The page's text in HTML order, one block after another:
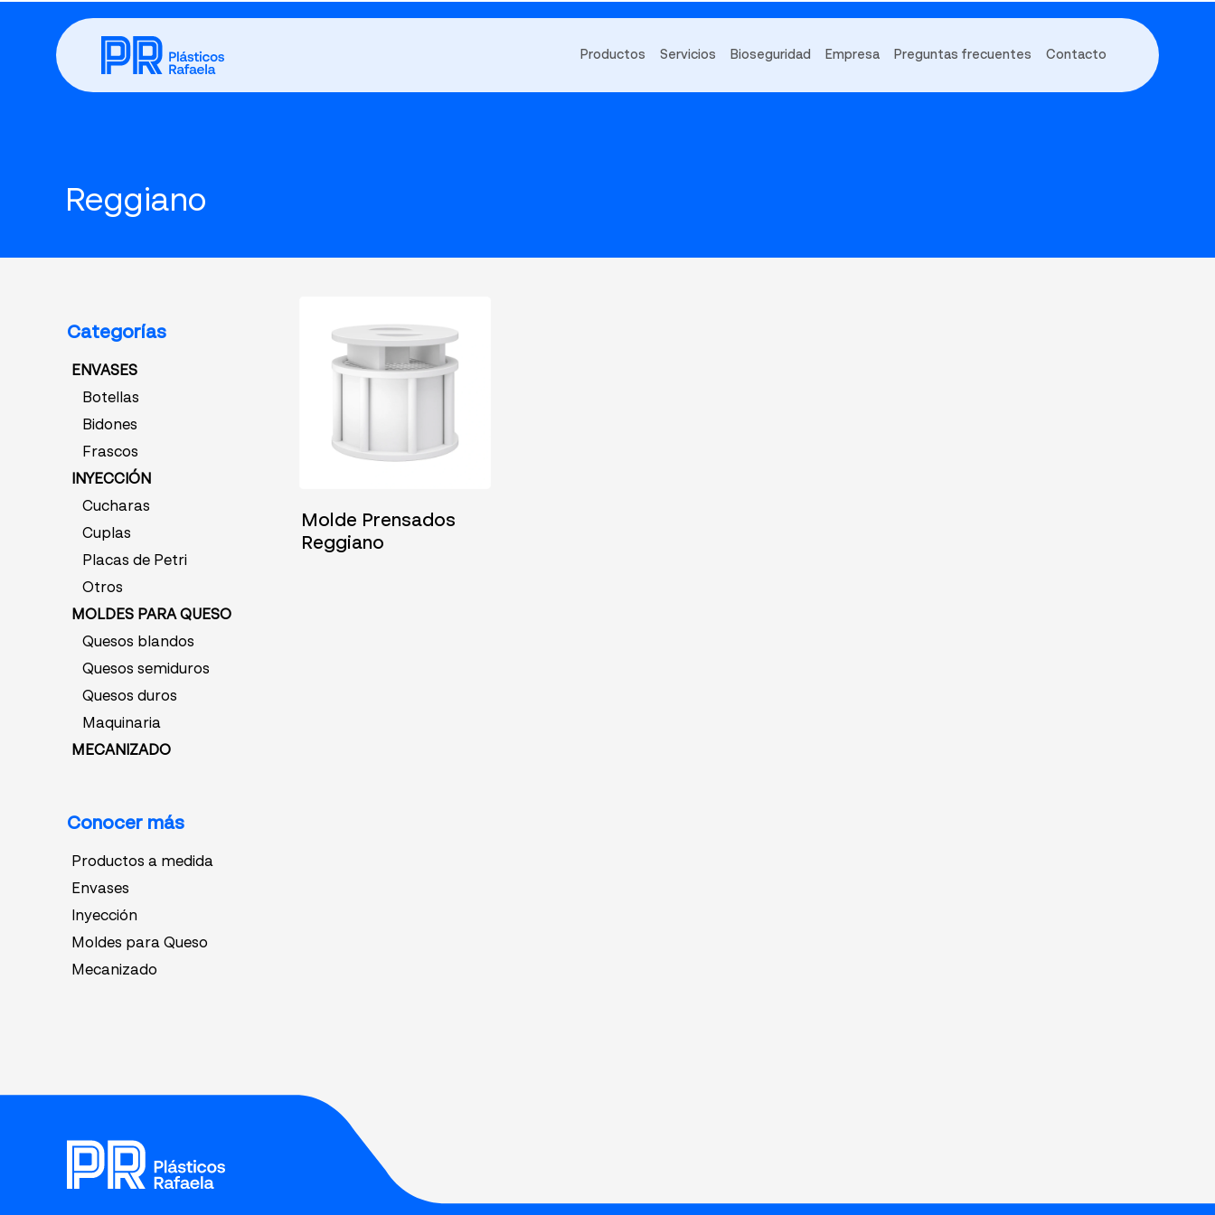
Productos Servicios Bioseguridad Empresa Preguntas frecuentes Contacto
Reggiano
Categorías
ENVASES
Botellas
Bidones
Frascos
INYECCIÓN
Cucharas
Cuplas
Placas de Petri
Otros
MOLDES PARA QUESO
Quesos blandos
Quesos semiduros
Quesos duros
Maquinaria
MECANIZADO
Conocer más
Productos a medida
Envases
Inyección
Moldes para Queso
Mecanizado
Molde Prensados
Reggiano